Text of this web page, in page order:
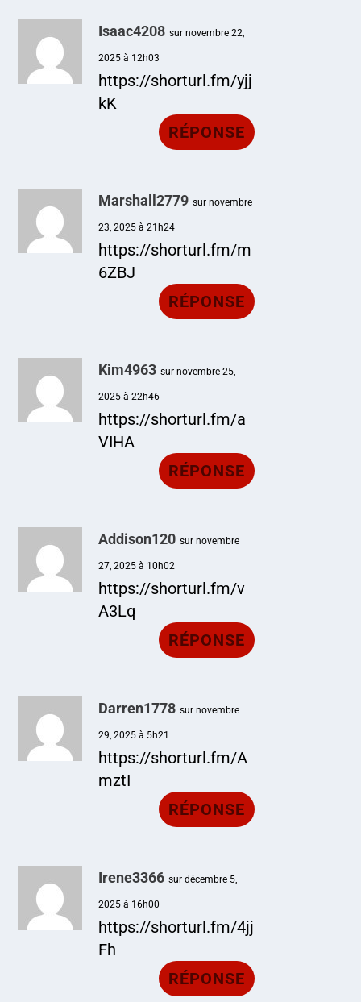
Isaac4208 sur novembre 22,
2025 à 12h03
https://shorturl.fm/yjj
kK
RÉPONSE
Marshall2779 sur novembre
23, 2025 à 21h24
https://shorturl.fm/m
6ZBJ
RÉPONSE
Kim4963 sur novembre 25,
2025 à 22h46
https://shorturl.fm/a
VIHA
RÉPONSE
Addison120 sur novembre
27, 2025 à 10h02
https://shorturl.fm/v
A3Lq
RÉPONSE
Darren1778 sur novembre
29, 2025 à 5h21
https://shorturl.fm/A
mztI
RÉPONSE
Irene3366 sur décembre 5,
2025 à 16h00
https://shorturl.fm/4jj
Fh
RÉPONSE